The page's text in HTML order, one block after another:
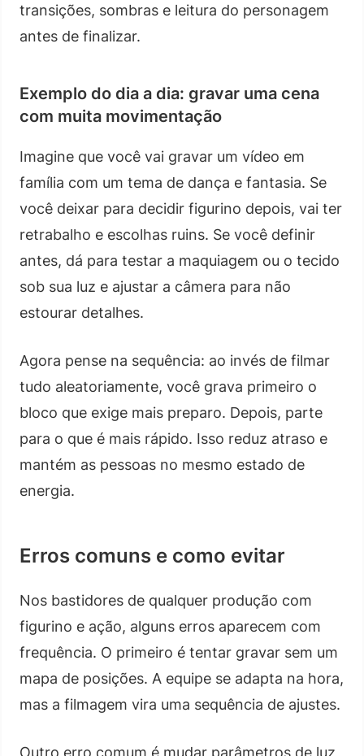
transições, sombras e leitura do personagem
antes de finalizar.
Exemplo do dia a dia: gravar uma cena
com muita movimentação
Imagine que você vai gravar um vídeo em
família com um tema de dança e fantasia. Se
você deixar para decidir figurino depois, vai ter
retrabalho e escolhas ruins. Se você definir
antes, dá para testar a maquiagem ou o tecido
sob sua luz e ajustar a câmera para não
estourar detalhes.
Agora pense na sequência: ao invés de filmar
tudo aleatoriamente, você grava primeiro o
bloco que exige mais preparo. Depois, parte
para o que é mais rápido. Isso reduz atraso e
mantém as pessoas no mesmo estado de
energia.
Erros comuns e como evitar
Nos bastidores de qualquer produção com
figurino e ação, alguns erros aparecem com
frequência. O primeiro é tentar gravar sem um
mapa de posições. A equipe se adapta na hora,
mas a filmagem vira uma sequência de ajustes.
Outro erro comum é mudar parâmetros de luz